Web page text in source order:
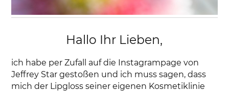
Hallo Ihr Lieben,
ich habe per Zufall auf die Instagrampage von
Jeffrey Star gestoßen und ich muss sagen, dass
mich der Lipgloss seiner eigenen Kosmetiklinie